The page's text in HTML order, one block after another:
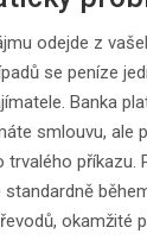
odejde z
se peníze
Banka
smlouvu, ale
trvalého příkazu.
standardně
okamžité